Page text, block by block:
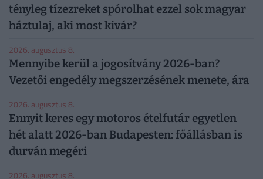
tényleg tízezreket spórolhat ezzel sok magyar
háztulaj, aki most kivár?
2026. augusztus 8.
Mennyibe kerül a jogosítvány 2026-ban?
Vezetői engedély megszerzésének menete, ára
2026. augusztus 8.
Ennyit keres egy motoros ételfutár egyetlen
hét alatt 2026-ban Budapesten: főállásban is
durván megéri
2026. augusztus 8.